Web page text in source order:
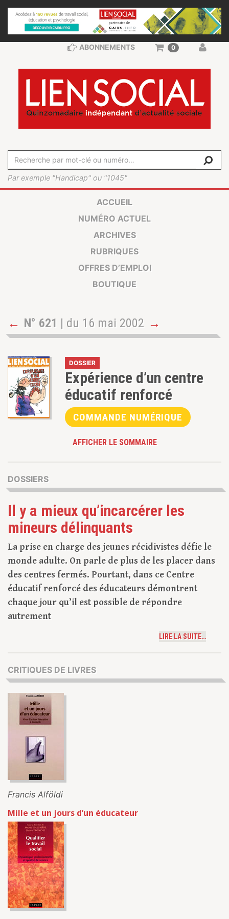
Par exemple "Handicap" ou "1045"
ABONNEMENTS 0
ACCUEIL
NUMÉRO ACTUEL
ARCHIVES
RUBRIQUES
OFFRES D’EMPLOI
BOUTIQUE
← N° 621 | du 16 mai 2002 →
DOSSIER
Expérience d’un centre
éducatif renforcé
COMMANDE NUMÉRIQUE
AFFICHER LE SOMMAIRE
DOSSIERS
Il y a mieux qu’incarcérer les
mineurs délinquants
La prise en charge des jeunes récidivistes défie le
monde adulte. On parle de plus de les placer dans
des centres fermés. Pourtant, dans ce Centre
éducatif renforcé des éducateurs démontrent
chaque jour qu’il est possible de répondre
autrement
LIRE LA SUITE…
CRITIQUES DE LIVRES
Francis Alföldi
Mille et un jours d’un éducateur